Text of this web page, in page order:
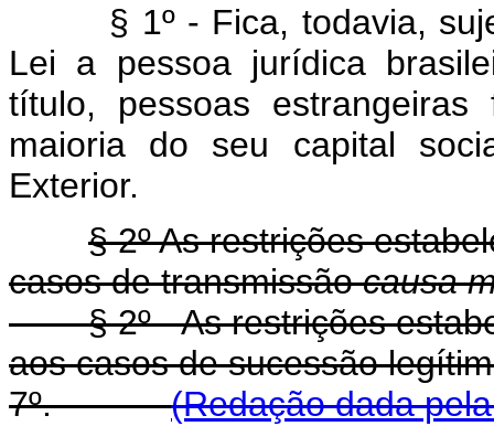
§ 1º - Fica, todavia,
Lei a pessoa jurídica
título, pessoas
maioria do seu capital
Exterior.
§ 2º As restrições
casos de transmissãocausa
§ 2º - As restrições
aos casos de sucessão
7º.(Redação dada